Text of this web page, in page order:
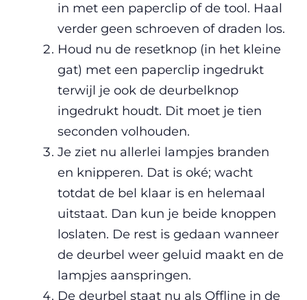
in met een paperclip of de tool. Haal
verder geen schroeven of draden los.
Houd nu de resetknop (in het kleine
gat) met een paperclip ingedrukt
terwijl je ook de deurbelknop
ingedrukt houdt. Dit moet je tien
seconden volhouden.
Je ziet nu allerlei lampjes branden
en knipperen. Dat is oké; wacht
totdat de bel klaar is en helemaal
uitstaat. Dan kun je beide knoppen
loslaten. De rest is gedaan wanneer
de deurbel weer geluid maakt en de
lampjes aanspringen.
De deurbel staat nu als Offline in de